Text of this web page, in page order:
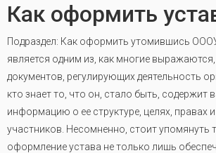
Как оформить
Подраздел: Как оформить утомившись
является одним из, как многие
документов, регулирующих деятельность
кто знает то, что он, стало быть, содержит
информацию о ее структуре, целях, правах
участников. Несомненно, стоит упомянуть
оформление устава не только лишь